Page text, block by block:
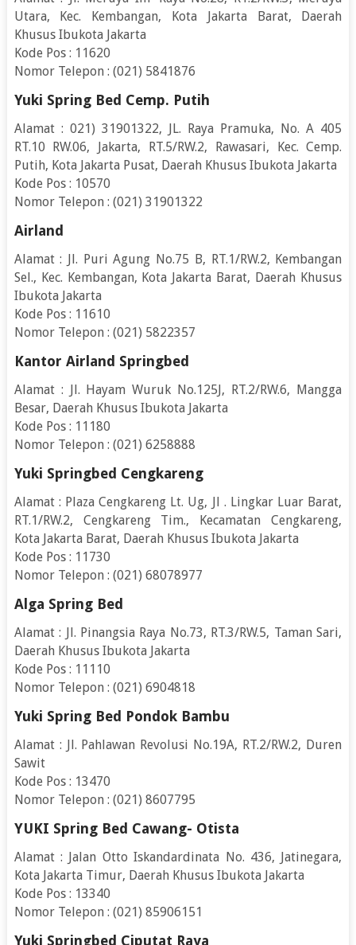
Utara, Kec. Kembangan, Kota Jakarta Barat, Daerah
Khusus Ibukota Jakarta
Kode Pos : 11620
Nomor Telepon : (021) 5841876
Yuki Spring Bed Cemp. Putih
Alamat : 021) 31901322, JL. Raya Pramuka, No. A 405
RT.10 RW.06, Jakarta, RT.5/RW.2, Rawasari, Kec. Cemp.
Putih, Kota Jakarta Pusat, Daerah Khusus Ibukota Jakarta
Kode Pos : 10570
Nomor Telepon : (021) 31901322
Airland
Alamat : Jl. Puri Agung No.75 B, RT.1/RW.2, Kembangan
Sel., Kec. Kembangan, Kota Jakarta Barat, Daerah Khusus
Ibukota Jakarta
Kode Pos : 11610
Nomor Telepon : (021) 5822357
Kantor Airland Springbed
Alamat : Jl. Hayam Wuruk No.125J, RT.2/RW.6, Mangga
Besar, Daerah Khusus Ibukota Jakarta
Kode Pos : 11180
Nomor Telepon : (021) 6258888
Yuki Springbed Cengkareng
Alamat : Plaza Cengkareng Lt. Ug, Jl . Lingkar Luar Barat,
RT.1/RW.2, Cengkareng Tim., Kecamatan Cengkareng,
Kota Jakarta Barat, Daerah Khusus Ibukota Jakarta
Kode Pos : 11730
Nomor Telepon : (021) 68078977
Alga Spring Bed
Alamat : Jl. Pinangsia Raya No.73, RT.3/RW.5, Taman Sari,
Daerah Khusus Ibukota Jakarta
Kode Pos : 11110
Nomor Telepon : (021) 6904818
Yuki Spring Bed Pondok Bambu
Alamat : Jl. Pahlawan Revolusi No.19A, RT.2/RW.2, Duren
Sawit
Kode Pos : 13470
Nomor Telepon : (021) 8607795
YUKI Spring Bed Cawang- Otista
Alamat : Jalan Otto Iskandardinata No. 436, Jatinegara,
Kota Jakarta Timur, Daerah Khusus Ibukota Jakarta
Kode Pos : 13340
Nomor Telepon : (021) 85906151
Yuki Springbed Ciputat Raya